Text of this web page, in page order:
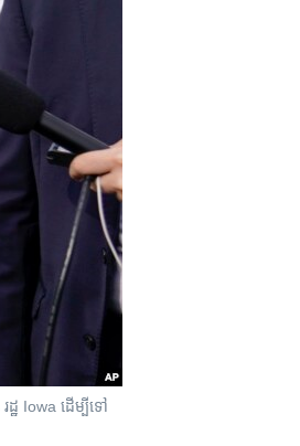
ឋ Iowa ដើម្បី​ទៅ​